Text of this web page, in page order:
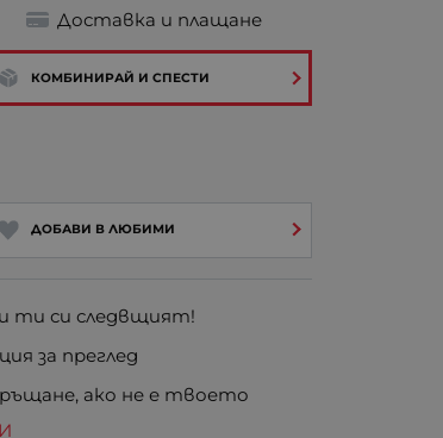
Доставка и плащане
КОМБИНИРАЙ И СПЕСТИ
ДОБАВИ В ЛЮБИМИ
ти си следвщият!
за преглед
ако не е твоето